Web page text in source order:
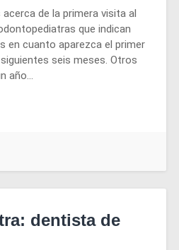
de la primera visita al
que indican
en cuanto aparezca el primer
seis meses. Otros
año…
dentista de